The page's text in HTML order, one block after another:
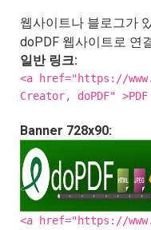
웹사이트나 블로그가
doPDF 웹사이트로 연
일반 링크:
<a href="https://
Creator, doPDF"
Banner 728x90:
<a href="https://